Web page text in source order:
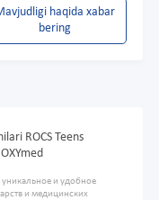
haqida xabar
bering
ROCS Teens
уникальное и удобное
и медицинских